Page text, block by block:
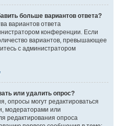
больше вариантов ответа?
вариантов ответа
конференции. Если
вариантов, превышающее
с администратором
или удалить опрос?
опросы могут редактироваться
модераторами или
редактирования опроса